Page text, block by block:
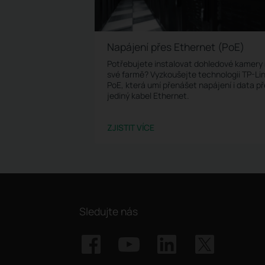
Napájení přes Ethernet (PoE)
Potřebujete instalovat dohledové kamery
své farmě? Vyzkoušejte technologii TP-
PoE, která umí přenášet napájení i data
jediný kabel Ethernet.
ZJISTIT VÍCE
Sledujte nás